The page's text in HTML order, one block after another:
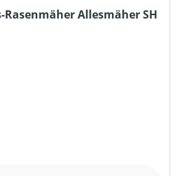
Allesmäher SH